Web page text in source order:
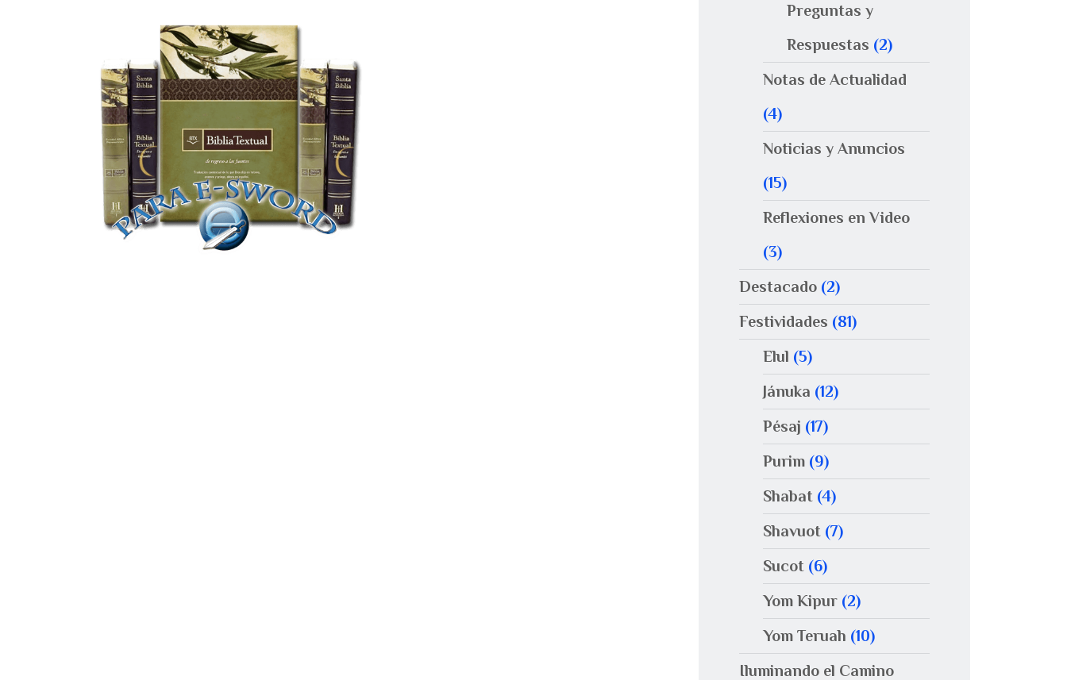
Preguntas y
Respuestas (2)
Notas de Actualidad
(4)
Noticias y Anuncios
(15)
Reflexiones en Video
(3)
Destacado (2)
Festividades (81)
Elul (5)
Jánuka (12)
Pésaj (17)
Purim (9)
Shabat (4)
Shavuot (7)
Sucot (6)
Yom Kipur (2)
Yom Teruah (10)
Iluminando el Camino